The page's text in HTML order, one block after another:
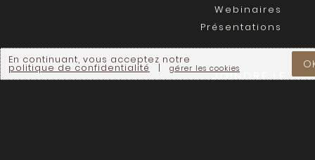
Webinaires
Présentations
JOINDRE LE
En continuant, vous acceptez notre
politique de confidentialité | gérer les cookies